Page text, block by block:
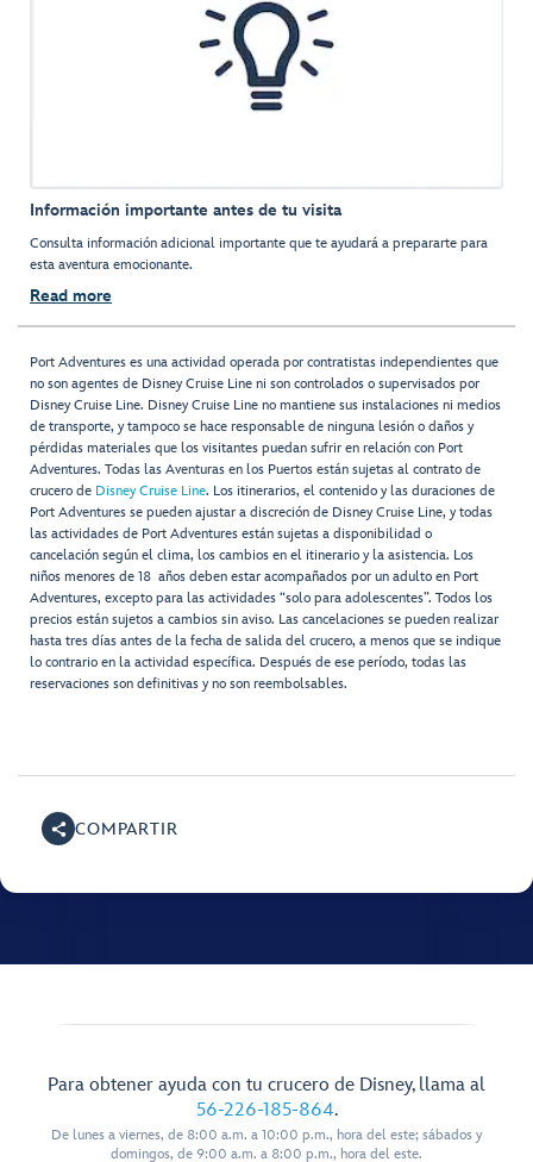
Información importante antes de tu visita
Consulta información adicional importante que te ayudará a prepararte para
esta aventura emocionante.
Read more
Port Adventures es una actividad operada por contratistas independientes que
no son agentes de Disney Cruise Line ni son controlados o supervisados por
Disney Cruise Line. Disney Cruise Line no mantiene sus instalaciones ni medios
de transporte, y tampoco se hace responsable de ninguna lesión o daños y
pérdidas materiales que los visitantes puedan sufrir en relación con Port
Adventures. Todas las Aventuras en los Puertos están sujetas al contrato de
crucero de Disney Cruise Line. Los itinerarios, el contenido y las duraciones de
Port Adventures se pueden ajustar a discreción de Disney Cruise Line, y todas
las actividades de Port Adventures están sujetas a disponibilidad o
cancelación según el clima, los cambios en el itinerario y la asistencia. Los
niños menores de 18 años deben estar acompañados por un adulto en Port
Adventures, excepto para las actividades “solo para adolescentes”. Todos los
precios están sujetos a cambios sin aviso. Las cancelaciones se pueden realizar
hasta tres días antes de la fecha de salida del crucero, a menos que se indique
lo contrario en la actividad específica. Después de ese período, todas las
reservaciones son definitivas y no son reembolsables.
COMPARTIR
Para obtener ayuda con tu crucero de Disney, llama al
56-226-185-864.
De lunes a viernes, de 8:00 a.m. a 10:00 p.m., hora del este; sábados y
domingos, de 9:00 a.m. a 8:00 p.m., hora del este.